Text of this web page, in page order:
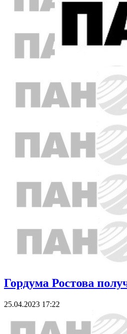
Гордума Ростова
25.04.2023 17:22